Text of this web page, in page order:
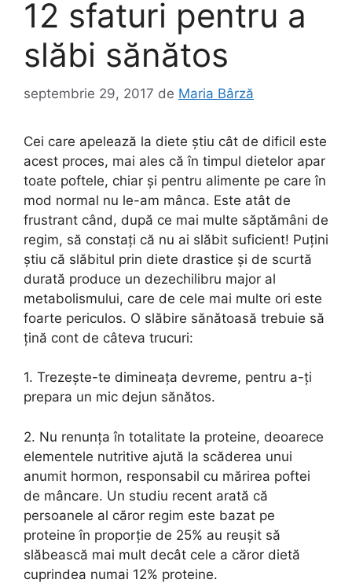
12 sfaturi pentru a
slăbi sănătos
septembrie 29, 2017 de Maria Bârză
Cei care apelează la diete ştiu cât de dificil este
acest proces, mai ales că în timpul dietelor apar
toate poftele, chiar și pentru alimente pe care în
mod normal nu le-am mânca. Este atât de
frustrant când, după ce mai multe săptămâni de
regim, să constaţi că nu ai slăbit suficient! Puţini
ştiu că slăbitul prin diete drastice şi de scurtă
durată produce un dezechilibru major al
metabolismului, care de cele mai multe ori este
foarte periculos. O slăbire sănătoasă trebuie să
ţină cont de câteva trucuri:
1. Trezeşte-te dimineaţa devreme, pentru a-ţi
prepara un mic dejun sănătos.
2. Nu renunţa în totalitate la proteine, deoarece
elementele nutritive ajută la scăderea unui
anumit hormon, responsabil cu mărirea poftei
de mâncare. Un studiu recent arată că
persoanele al căror regim este bazat pe
proteine în proporţie de 25% au reuşit să
slăbească mai mult decât cele a căror dietă
cuprindea numai 12% proteine.